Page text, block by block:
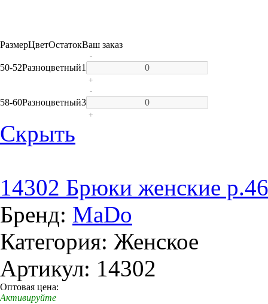
РазмерЦветОстатокВаш заказ
50-52Разноцветный1
-
+
58-60Разноцветный3
-
+
Скрыть
14302 Брюки женские
Бренд: MaDo
Категория: Женское
Артикул: 14302
Оптовая цена:
Активируйте